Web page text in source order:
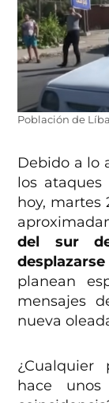
Población de
Debido a lo
los ataques
hoy, martes
del sur
planean
mensajes
nueva
hace